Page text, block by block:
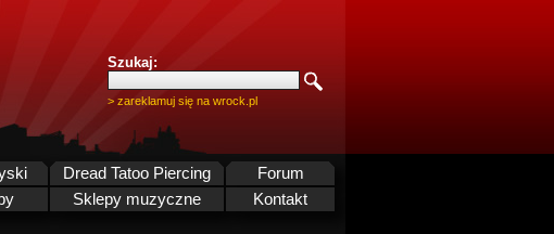
Szukaj:
> zareklamuj się na wrock.pl
Dread Tatoo Piercing
Forum
Sklepy muzyczne Kontakt